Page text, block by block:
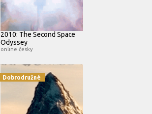
2010: The Second Space
Odyssey
online česky
Dobrodružné